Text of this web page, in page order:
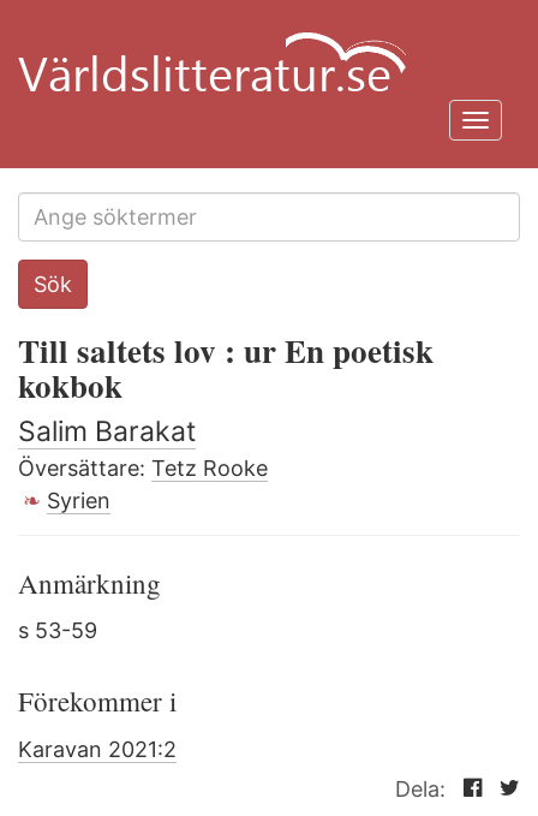
huvudinnehåll
Search
this
Sök
Till saltets lov : ur En poetisk
kokbok
Salim Barakat
Översättare: Tetz Rooke
Syrien
Anmärkning
s 53-59
Förekommer i
Karavan 2021:2
Dela: